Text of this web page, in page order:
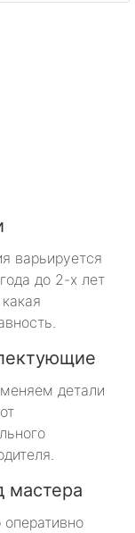
варьируется
до 2-х лет
детали
мастера